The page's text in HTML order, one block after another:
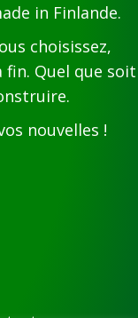
in Finlande.
choisissez,
Quel que soit
nouvelles !